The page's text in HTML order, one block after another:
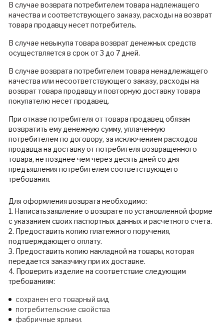
В случае возврата потребителем товара надлежащего
качества и соответствующего заказу, расходы на возврат
товара продавцу несет потребитель.
В случае невыкупа товара возврат денежных средств
осуществляется в срок от 3 до 7 дней.
В случае возврата потребителем товара ненадлежащего
качества или несоответствующего заказу, расходы на
возврат товара продавцу и повторную доставку товара
покупателю несет продавец.
При отказе потребителя от товара продавец обязан
возвратить ему денежную сумму, уплаченную
потребителем по договору, за исключением расходов
продавца на доставку от потребителя возвращенного
товара, не позднее чем через десять дней со дня
предъявления потребителем соответствующего
требования.
Для оформления возврата необходимо:
1. Написатьзаявление о возврате по установленной форме
с указанием своих паспортных данных и расчетного счета.
2. Предоставить копию платежного поручения,
подтверждающего оплату.
3. Предоставить копию накладной на товары, которая
передается заказчику при их доставке.
4. Проверить изделие на соответствие следующим
требованиям:
сохранен его товарный вид
потребительские свойства
фабричные ярлыки.